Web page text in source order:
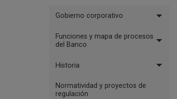
Menu
Banco
Gobierno corporativo
Funciones y mapa de procesos
del Banco
Historia
Normatividad y proyectos de
regulación